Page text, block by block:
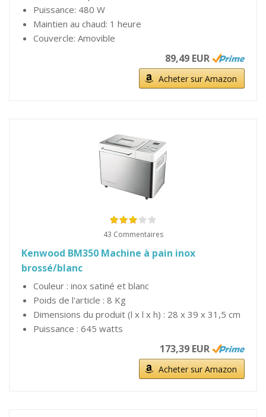
Puissance: 480 W
Maintien au chaud: 1 heure
Couvercle: Amovible
89,49 EUR
Acheter sur Amazon
43 Commentaires
Kenwood BM350 Machine à pain inox
brossé/blanc
Couleur : inox satiné et blanc
Poids de l'article : 8 Kg
Dimensions du produit (l x l x h) : 28 x 39 x 31,5 cm
Puissance : 645 watts
173,39 EUR
Acheter sur Amazon